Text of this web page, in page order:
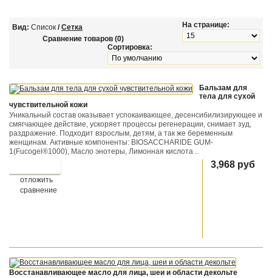
Вид: Список / Сетка
На странице:
Сравнение товаров (0)
Сортировка:
Бальзам для
тела для сухой
чувствительной кожи
Уникальный состав оказывает успокаивающее, десенсибилизирующее и
смягчающее действие, ускоряет процессы регенерации, снимает зуд,
раздражение. Подходит взрослым, детям, а так же беременным
женщинам. Активные компоненты: BIOSACCHARIDE GUM-
1(Fucogel®1000), Масло энотеры, Лимонная кислота ..
3,968 руб
отложить
сравнение
Восстанавливающее масло для лица, шеи и области декольте